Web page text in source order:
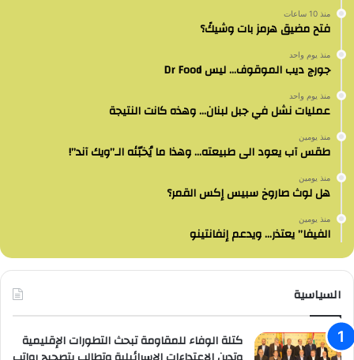
منذ 10 ساعات
فتح مضيق هرمز بات وشيكً؟
منذ يوم واحد
جورج ديب الموقوف… ليس Dr Food
منذ يوم واحد
عمليات نشل في جبل لبنان… وهذه كانت النتيجة
منذ يومين
طقس آب يعود الى طبيعته… وهذا ما يُخبّئه الـ”ويك آند”!
منذ يومين
هل لوث صاروخ سبيس إكس القمر؟
منذ يومين
الفيفا” يعتذر… ويدعم إنفانتينو
السياسية
كتلة الوفاء للمقاومة تبحث التطورات الإقليمية